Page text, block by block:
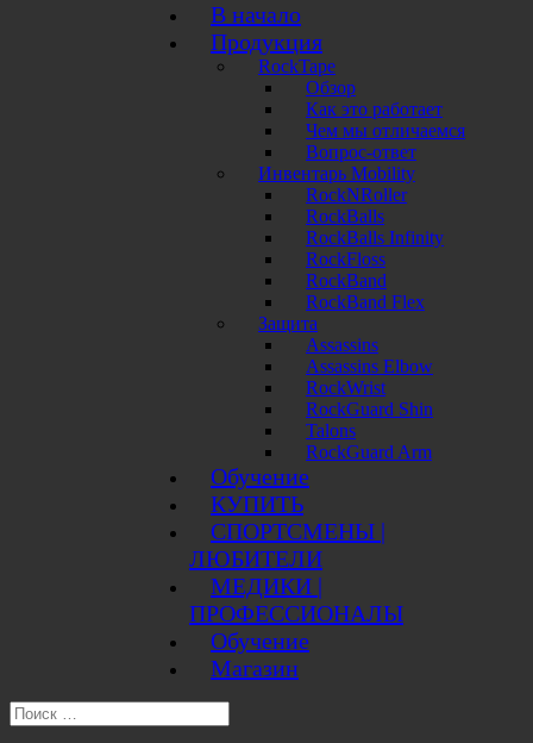
В начало
Продукция
RockTape
Обзор
Как это работает
Чем мы отличаемся
Вопрос-ответ
Инвентарь Mobility
RockNRoller
RockBalls
RockBalls Infinity
RockFloss
RockBand
RockBand Flex
Защита
Assassins
Assassins Elbow
RockWrist
RockGuard Shin
Talons
RockGuard Arm
Обучение
КУПИТЬ
СПОРТСМЕНЫ |
ЛЮБИТЕЛИ
МЕДИКИ |
ПРОФЕССИОНАЛЫ
Обучение
Магазин